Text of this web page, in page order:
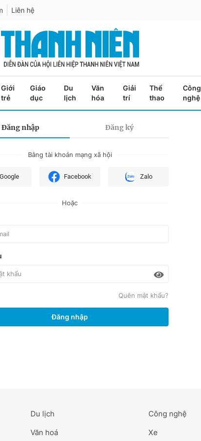
Liên hệ
Giới
trẻ
Giáo
dục
Du
lịch
Văn
hóa
Giải
trí
Thể
thao
Công
nghệ
Đăng nhập Đăng ký
Bằng tài khoản mạng xã hội
Google Facebook Zalo
Hoặc
Quên mật khẩu?
Đăng nhập
Du lịch
Văn hoá
Công nghệ
Xe